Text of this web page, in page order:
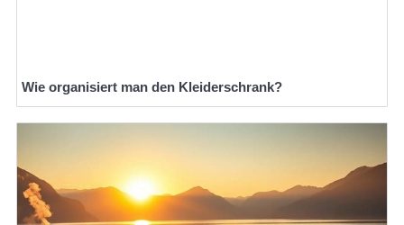
Wie organisiert man den Kleiderschrank?